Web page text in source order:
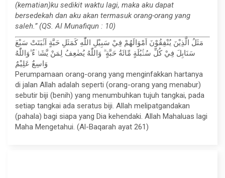
(kematian)ku sedikit waktu lagi, maka aku dapat
bersedekah dan aku akan termasuk orang-orang yang
saleh.” (QS. Al Munafiqun : 10)
مَثَلُ الَّذِيْنَ يُنْفِقُوْنَ اَمْوَالَهُمْ فِيْ سَبِيْلِ اللّٰهِ كَمَثَلِ حَبَّةٍ اَنْۢبَتَتْ سَبْعَ
سَنَابِلَ فِيْ كُلِّ سُنْۢبُلَةٍ مِّائَةُ حَبَّةٍ ۗ وَاللّٰهُ يُضٰعِفُ لِمَنْ يَّشَاۤءُ ۗوَاللّٰهُ
وَاسِعٌ عَلِيْمٌ
Perumpamaan orang-orang yang menginfakkan hartanya
di jalan Allah adalah seperti (orang-orang yang menabur)
sebutir biji (benih) yang menumbuhkan tujuh tangkai, pada
setiap tangkai ada seratus biji. Allah melipatgandakan
(pahala) bagi siapa yang Dia kehendaki. Allah Mahaluas lagi
Maha Mengetahui. (Al-Baqarah ayat 261)